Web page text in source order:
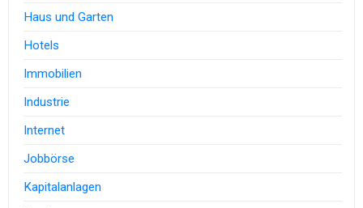
Haus und Garten
Hotels
Immobilien
Industrie
Internet
Jobbörse
Kapitalanlagen